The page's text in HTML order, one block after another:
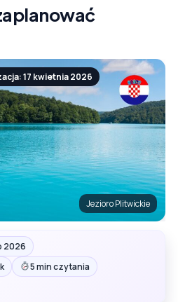
17 kwietnia 2026
Jezioro Plitwickie
2026
5 min czytania